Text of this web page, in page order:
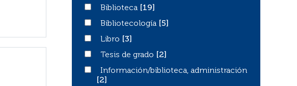
Biblioteca
Biblioteca
[19]
Bibliotecología
Bibliotecología
[5]
LibroLibro
[3]
Tesis de grado
Tesis de grado
[2]
Información/biblioteca, administración
Información/biblioteca, administración
[2]